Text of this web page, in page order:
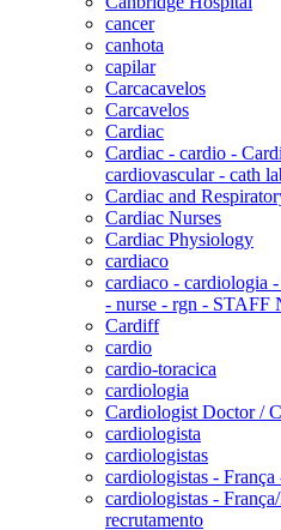
cancer
canhota
capilar
Carcacavelos
Carcavelos
Cardiac
Cardiac - cardio -
cardiovascular - cath
Cardiac and
Cardiac Nurses
Cardiac Physiology
cardiaco
cardiaco - cardiologia
- nurse - rgn - STAFF
Cardiff
cardio
cardio-toracica
cardiologia
Cardiologist Doctor /
cardiologista
cardiologistas
cardiologistas - França
cardiologistas -
recrutamento